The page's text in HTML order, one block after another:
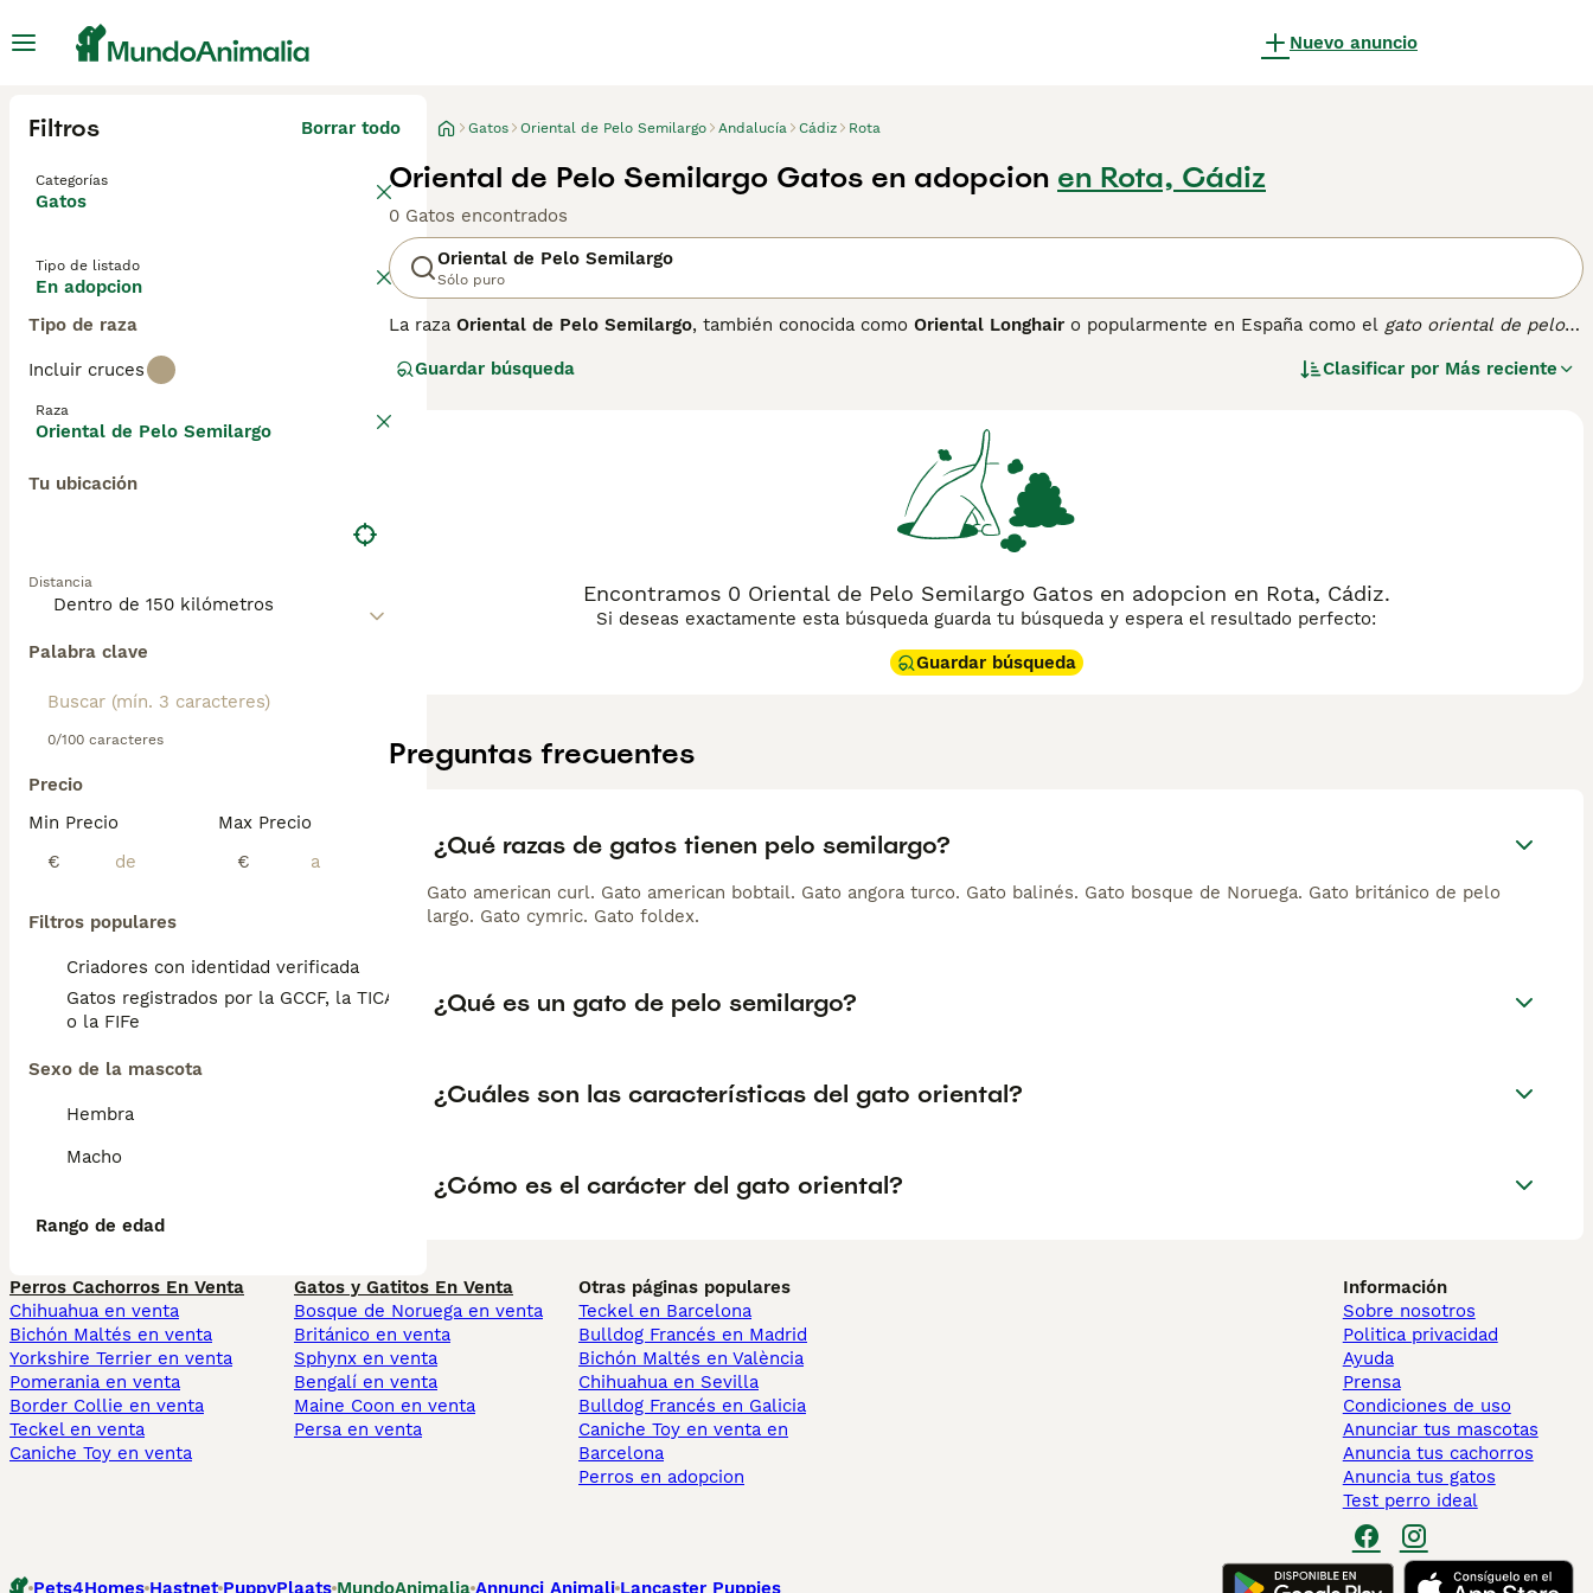
Nuevo anuncio
Filtros Borrar todo
Categorías
Gatos
Tipo de listado
En adopcion
Tipo de raza
Incluir cruces
Raza
Oriental de Pelo Semilargo
Tu ubicación
Distancia
Palabra clave
0/100 caracteres
Precio
Min Precio
€
Max Precio
€
Filtros populares
Criadores con identidad verificada
Gatos registrados por la GCCF, la TICA
o la FIFe
Sexo de la mascota
Hembra
Macho
Rango de edad
Gatos Oriental de Pelo Semilargo Andalucía Cádiz Rota
Oriental de Pelo Semilargo Gatos en adopcion en Rota, Cádiz
0 Gatos encontrados
Oriental de Pelo Semilargo
Sólo puro
La raza Oriental de Pelo Semilargo, también conocida como Oriental Longhair o popularmente en España como el gato oriental de pelo
destaca por su elegante cuerpo esbelto, largo y musculoso, con pelaje semilargo, fino y sedoso, especialmente más abundante en el
almendrados predominantemente verdes. En cuanto a su temperamento, es un gato muy activo, inteligente, extrovertido y vocal, que
necesita constante estímulo y compañía, siendo ideal para hogares con tiempo para interacción continua. Su cuidado es relativamente
sencillo aunque requiere atención en higiene dental y una dieta equilibrada. Entre las palabras clave más buscadas en España podemos
resaltar «gatos pelo semilargo», «Oriental de pelo semilargo», «gato oriental características» y «gato oriental cuidado». Este felino es
perfecto para quienes buscan un compañero juguetón y afectuoso que aporte dinamismo y elegancia a su hogar.
Guardar búsqueda Clasificar por Más reciente
Encontramos 0 Oriental de Pelo Semilargo Gatos en adopcion en Rota, Cádiz.
Si deseas exactamente esta búsqueda guarda tu búsqueda y espera el resultado perfecto:
Guardar búsqueda
Preguntas frecuentes
¿Qué razas de gatos tienen pelo semilargo?
Gato american curl. Gato american bobtail. Gato angora turco. Gato balinés. Gato bosque de Noruega. Gato británico de pelo
largo. Gato cymric. Gato foldex.
¿Qué es un gato de pelo semilargo?
¿Cuáles son las características del gato oriental?
¿Cómo es el carácter del gato oriental?
Perros Cachorros En Venta
Chihuahua en venta
Bichón Maltés en venta
Yorkshire Terrier en venta
Pomerania en venta
Border Collie en venta
Teckel en venta
Caniche Toy en venta
Gatos y Gatitos En Venta
Bosque de Noruega en venta
Británico en venta
Sphynx en venta
Bengalí en venta
Maine Coon en venta
Persa en venta
Otras páginas populares
Teckel en Barcelona
Bulldog Francés en Madrid
Bichón Maltés en València
Chihuahua en Sevilla
Bulldog Francés en Galicia
Caniche Toy en venta en
Barcelona
Perros en adopcion
Información
Sobre nosotros
Politica privacidad
Ayuda
Prensa
Condiciones de uso
Anunciar tus mascotas
Anuncia tus cachorros
Anuncia tus gatos
Test perro ideal
Pets4Homes Hastnet PuppyPlaats MundoAnimalia Annunci Animali Lancaster Puppies